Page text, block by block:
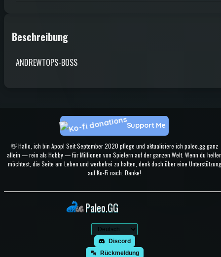
Beschreibung
ANDREWTOPS-BOSS
👋 Hallo, ich bin Apop! Seit September 2020 pflege und aktualisiere ich paleo.gg ganz
allein — rein als Hobby — für Millionen von Spielern auf der ganzen Welt. Wenn du
möchtest, die Seite am Leben und werbefrei zu halten, denk doch über eine Unterstützung
auf Ko-Fi nach. Danke!
Support Me
Paleo.GG
Discord
Rückmeldung